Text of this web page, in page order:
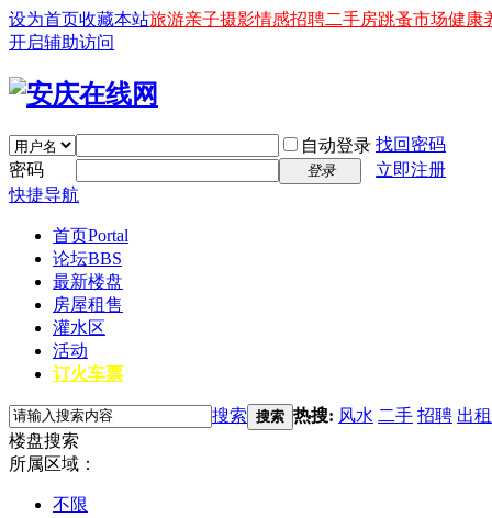
设为首页收藏本站旅游亲子摄影情感招聘二手房跳蚤市场健康
开启辅助访问
自动登录 找回密码
密码
登录
立即注册
快捷导航
首页Portal
论坛BBS
最新楼盘
房屋租售
灌水区
活动
订火车票
搜索 搜索 热搜: 风水 二手 招聘 出租
楼盘搜索
所属区域：
不限